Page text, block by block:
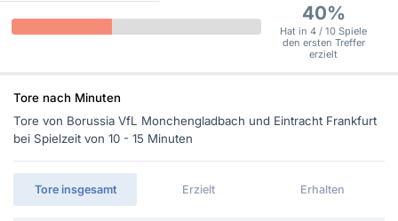
40%
Hat in 4 / 10 Spiele
den ersten Treffer
erzielt
Tore nach Minuten
Tore von Borussia VfL Monchengladbach und Eintracht Frankfurt
bei Spielzeit von 10 - 15 Minuten
Tore insgesamt Erzielt Erhalten